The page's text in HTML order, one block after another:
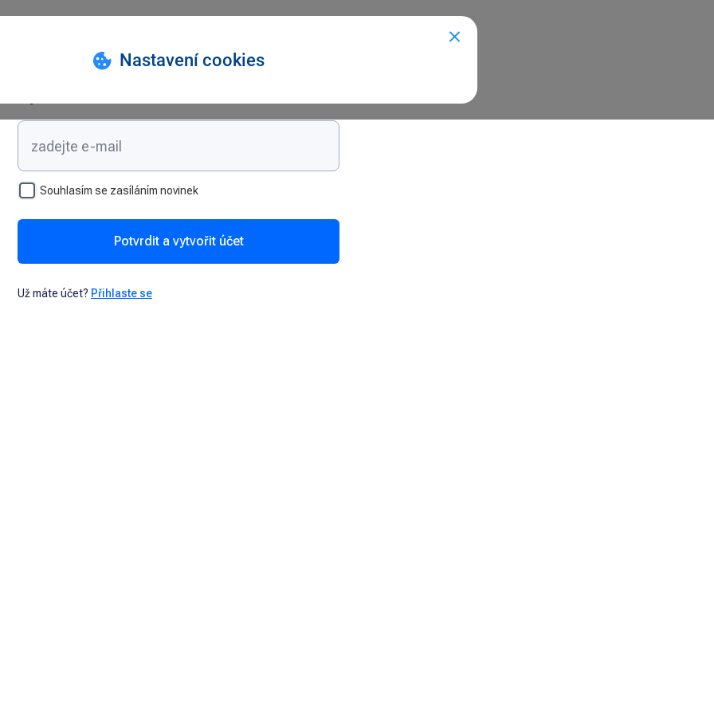
Souhlasím se zasíláním novinek
Potvrdit a vytvořit účet
Už máte účet? Přihlaste se